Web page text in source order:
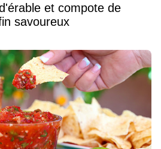
et compote de
savoureux